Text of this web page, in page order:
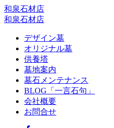
和泉石材店
和泉石材店
デザイン墓
オリジナル墓
供養塔
墓地案内
墓石メンテナンス
BLOG「一言石句」
会社概要
お問合せ